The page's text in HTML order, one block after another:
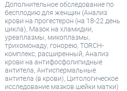
Дополнительное обследование по
бесплодию для женщин (Анализ
крови на прогестерон (на 18-22 день
цикла), Мазок на хламидии,
уреаплазмы, микоплазмы,
трихомонаду, гонорею, TORCH-
комплекс, расширенный, Анализ
крови на антифосфолипидные
антитела, Антиспермальные
антитела (в крови), Цитологическое
исследование мазков шейки матки)